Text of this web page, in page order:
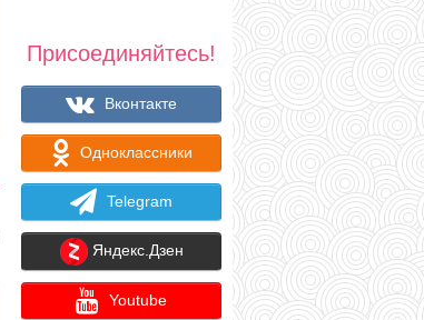
Присоединяйтесь!
Вконтакте
Одноклассники
Telegram
Яндекс.Дзен
Youtube